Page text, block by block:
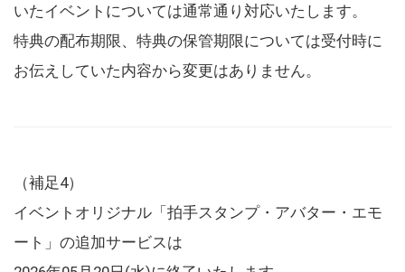
いたイベントについては通常通り対応いたします。
特典の配布期限、特典の保管期限については受付時に
お伝えしていた内容から変更はありません。
（補足4）
イベントオリジナル「拍手スタンプ・アバター・エモ
ート」の追加サービスは